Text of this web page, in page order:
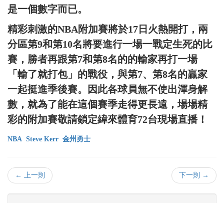
是一個數字而已。
精彩刺激的NBA附加賽將於17日火熱開打，兩
分區第9和第10名將要進行一場一戰定生死的比
賽，勝者再跟第7和第8名的的輸家再打一場
「輸了就打包」的戰役，與第7、第8名的贏家
一起挺進季後賽。因此各球員無不使出渾身解
數，就為了能在這個賽季走得更長遠，場場精
彩的附加賽敬請鎖定緯來體育72台現場直播！
NBA Steve Kerr 金州勇士
← 上一則 下一則 →